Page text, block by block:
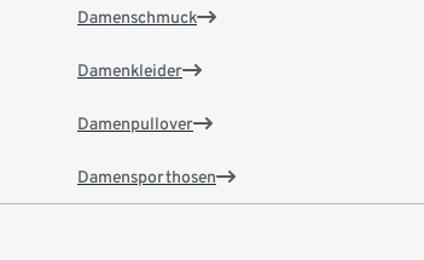
Damenschmuck
Damenkleider
Damenpullover
Damensporthosen